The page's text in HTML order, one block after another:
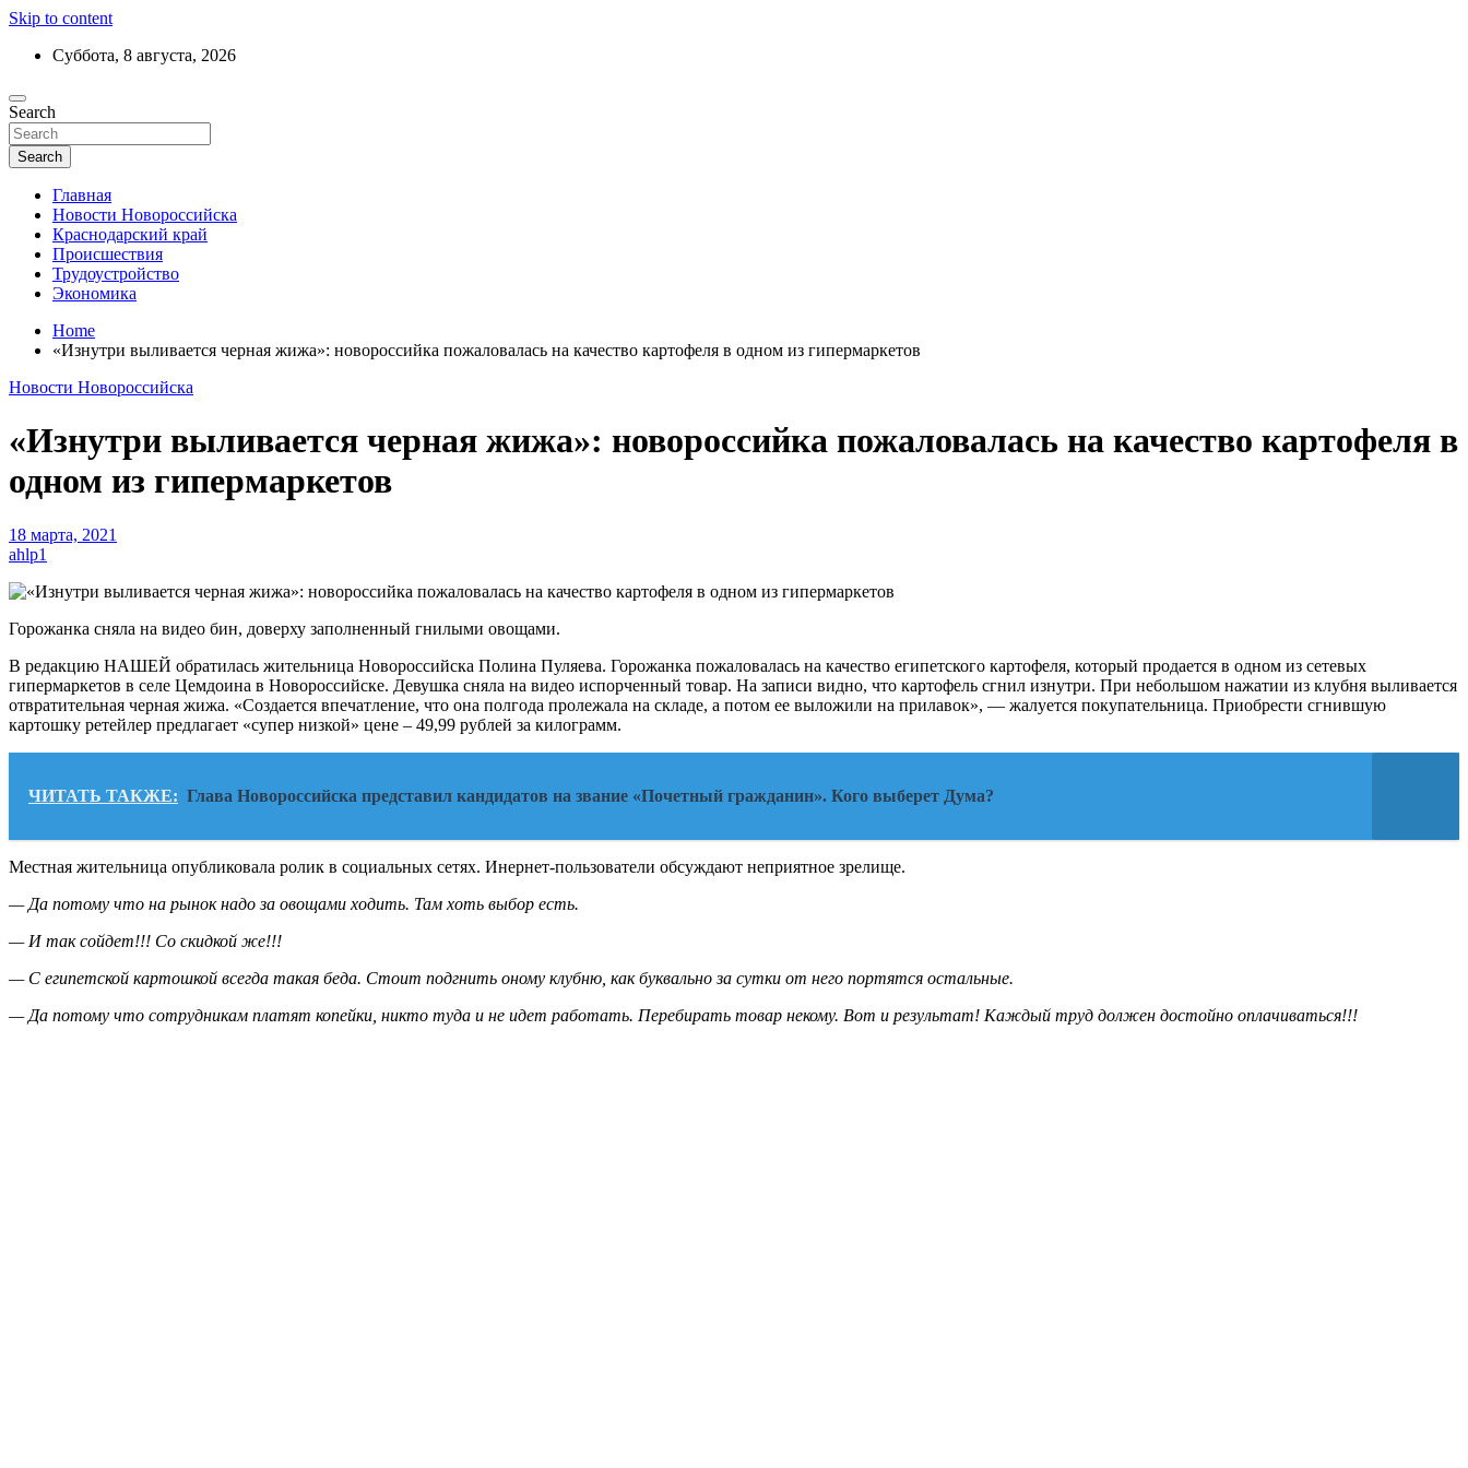
Skip to content
Суббота, 8 августа, 2026
Актуальные новости Новороссийска и Краснодарского края
Ежедневный дайджест событий региона
Search
Search
Главная
Новости Новороссийска
Краснодарский край
Происшествия
Трудоустройство
Экономика
Home
«Изнутри выливается черная жижа»: новороссийка пожаловалась на качество картофеля в одном из гипермаркетов
Новости Новороссийска
«Изнутри выливается черная жижа»: новороссийка пожаловалась на качество картофеля в
одном из гипермаркетов
18 марта, 2021
ahlp1
Горожанка сняла на видео бин, доверху заполненный гнилыми овощами.
В редакцию НАШЕЙ обратилась жительница Новороссийска Полина Пуляева. Горожанка пожаловалась на качество египетского картофеля, который продается в одном из сетевых
гипермаркетов в селе Цемдоина в Новороссийске. Девушка сняла на видео испорченный товар. На записи видно, что картофель сгнил изнутри. При небольшом нажатии из клубня выливается
отвратительная черная жижа. «Создается впечатление, что она полгода пролежала на складе, а потом ее выложили на прилавок», — жалуется покупательница. Приобрести сгнившую
картошку ретейлер предлагает «супер низкой» цене – 49,99 рублей за килограмм.
ЧИТАТЬ ТАКЖЕ: Глава Новороссийска представил кандидатов на звание «Почетный гражданин». Кого выберет Дума?
Местная жительница опубликовала ролик в социальных сетях. Инернет-пользователи обсуждают неприятное зрелище.
— Да потому что на рынок надо за овощами ходить. Там хоть выбор есть.
— И так сойдет!!! Со скидкой же!!!
— С египетской картошкой всегда такая беда. Стоит подгнить оному клубню, как буквально за сутки от него портятся остальные.
— Да потому что сотрудникам платят копейки, никто туда и не идет работать. Перебирать товар некому. Вот и результат! Каждый труд должен достойно оплачиваться!!!